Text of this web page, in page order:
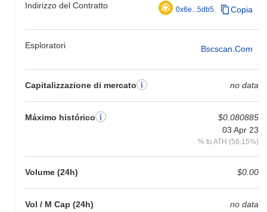
Indirizzo del Contratto 0x6e...5db5 Copia
Esploratori Bscscan.com
Capitalizzazione di mercato no data
Máximo histórico
$0.080885
03 Apr 23
% to ATH (56.15%)
Volume (24h) $0.00
Vol / M Cap (24h) no data